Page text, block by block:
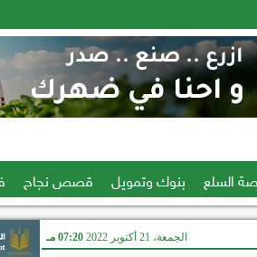
السلع بنوك وتمويل قصص نجاح
الجمعة، 21 أكتوبر 2022 07:20 مـ